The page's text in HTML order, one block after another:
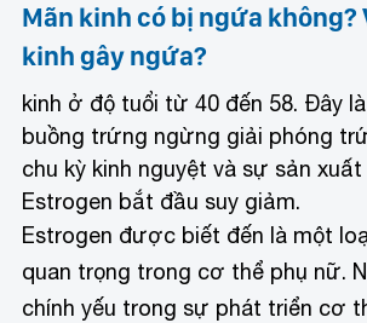
Mãn kinh có bị ngứa không?
kinh gây ngứa?
kinh ở độ tuổi từ 40 đến 58. Đây
buồng trứng ngừng giải phóng
chu kỳ kinh nguyệt và sự sản
Estrogen bắt đầu suy giảm.
Estrogen được biết đến là một
quan trọng trong cơ thể phụ nữ.
chính yếu trong sự phát triển cơ